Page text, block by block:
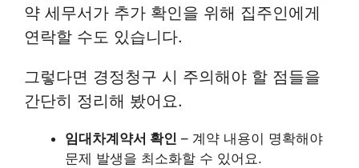
약 세무서가 추가 확인을 위해 집주인에게
연락할 수도 있습니다.
그렇다면 경정청구 시 주의해야 할 점들을
간단히 정리해 봤어요.
임대차계약서 확인 – 계약 내용이 명확해야
문제 발생을 최소화할 수 있어요.